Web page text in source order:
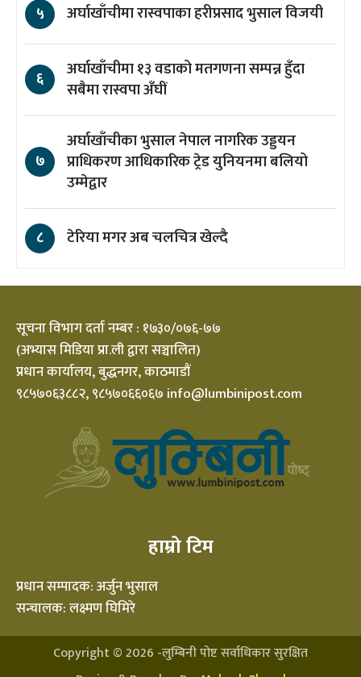
५ अर्घाखाँचीमा रास्वपाका हरीप्रसाद भुसाल विजयी
६
अर्घाखाँचीमा १३ वडाको मतगणना सम्पन्न हुँदा
सबैमा रास्वपा अँघीं
७
अर्घाखाँचीका भुसाल नेपाल नागरिक उड्डयन
प्राधिकरण आधिकारिक ट्रेड युनियनमा बलियो
उम्मेद्वार
८ टेरिया मगर अब चलचित्र खेल्दै
सूचना विभाग दर्ता नम्बर : १७३०/०७६-७७
(अभ्यास मिडिया प्रा.ली द्वारा सञ्चालित)
प्रधान कार्यालय, बुद्धनगर, काठमाडौं
९८५७०६३८८२, ९८५७०६६०६७ info@lumbinipost.com
हाम्रो टिम
प्रधान सम्पादक: अर्जुन भुसाल
सन्चालक: लक्ष्मण घिमिरे
Copyright ©2026 -लुम्बिनी पोष्ट सर्वाधिकार सुरक्षित